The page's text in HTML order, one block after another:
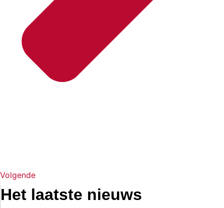
Volgende
Het laatste nieuws